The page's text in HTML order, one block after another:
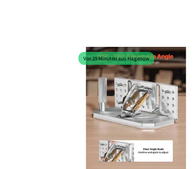
Vor 29 Minuten aus Hagenow